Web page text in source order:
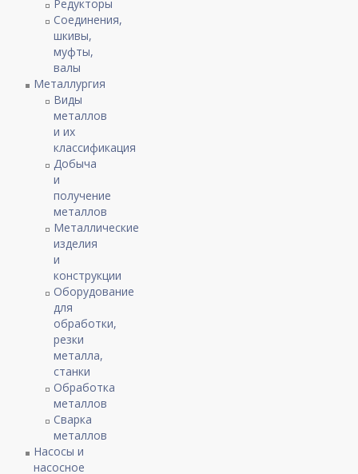
Редукторы
Соединения,
шкивы,
муфты,
валы
Металлургия
Виды
металлов
и их
классификация
Добыча
и
получение
металлов
Металлические
изделия
и
конструкции
Оборудование
для
обработки,
резки
металла,
станки
Обработка
металлов
Сварка
металлов
Насосы и
насосное